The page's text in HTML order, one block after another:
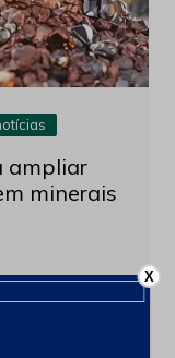
ampliar
minerais
X